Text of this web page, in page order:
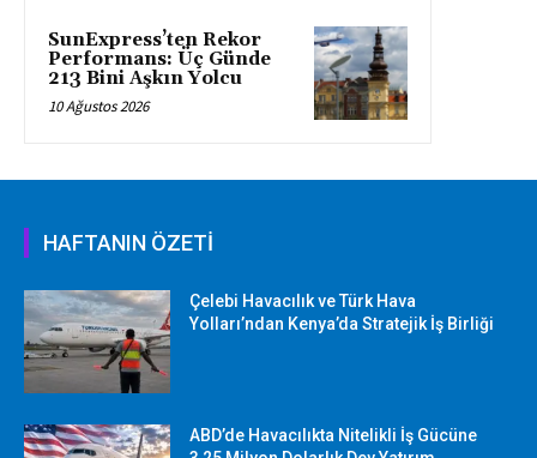
SunExpress’ten Rekor
Performans: Üç Günde
213 Bini Aşkın Yolcu
10 Ağustos 2026
HAFTANIN ÖZETİ
Çelebi Havacılık ve Türk Hava
Yolları’ndan Kenya’da Stratejik İş Birliği
ABD’de Havacılıkta Nitelikli İş Gücüne